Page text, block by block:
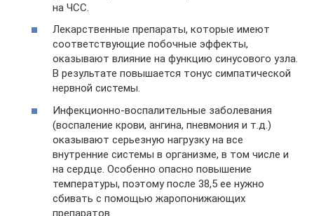
на ЧСС.
Лекарственные препараты, которые имеют
соответствующие побочные эффекты,
оказывают влияние на функцию синусового узла.
В результате повышается тонус симпатической
нервной системы.
Инфекционно-воспалительные заболевания
(воспаление крови, ангина, пневмония и т.д.)
оказывают серьезную нагрузку на все
внутренние системы в организме, в том числе и
на сердце. Особенно опасно повышение
температуры, поэтому после 38,5 ее нужно
сбивать с помощью жаропонижающих
препаратов.